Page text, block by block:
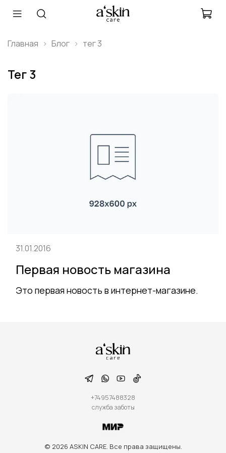
Главная Блог тег 3
тег 3
Первая новость магазина
Это первая новость в интернет-магазине.
31.01.2016
+74957488328
служба заботы
© 2026 ASKIN CARE. Все права защищены.